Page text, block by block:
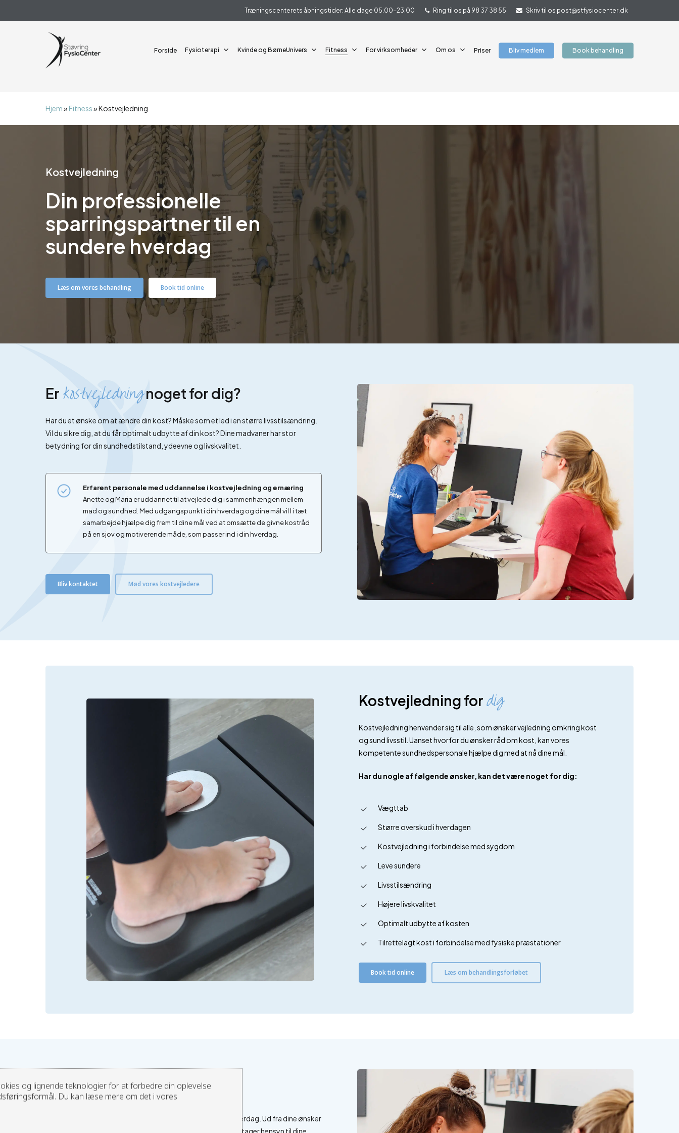
Træningscenterets åbningstider: Alle dage 05.00-23.00 Ring til os på 98 37 38 55 Skriv til os post@stfysiocenter.dk
Forside Fysioterapi Kvinde og BørneUnivers Fitness For virksomheder Om os Priser Bliv medlem Book behandling
Hjem» Fitness»Kostvejledning
Kostvejledning
Din professionelle
sparringspartner til en
sundere hverdag
Læs om vores behandling Book tid online
Er kostvejledningnoget for dig?
Har du et ønske om at ændre din kost? Måske som et led i en større livsstilsændring.
Vil du sikre dig, at du får optimalt udbytte af din kost? Dine madvaner har stor
betydning for din sundhedstilstand, ydeevne og livskvalitet.
Erfarent personale med uddannelse i kostvejledning og ernæring
Anette og Maria er uddannet til at vejlede dig i sammenhængen mellem
mad og sundhed. Med udgangspunkt i din hverdag og dine mål vil I i tæt
samarbejde hjælpe dig frem til dine mål ved at omsætte de givne kostråd
på en sjov og motiverende måde, som passer ind i din hverdag.
Bliv kontaktet Mød vores kostvejledere
Kostvejledning for dig
Kostvejledning henvender sig til alle, som ønsker vejledning omkring kost
og sund livsstil. Uanset hvorfor du ønsker råd om kost, kan vores
kompetente sundhedspersonale hjælpe dig med at nå dine mål.
Har du nogle af følgende ønsker, kan det være noget for dig:
Vægttab
Større overskud i hverdagen
Kostvejledning i forbindelse med sygdom
Leve sundere
Livsstilsændring
Højere livskvalitet
Optimalt udbytte af kosten
Tilrettelagt kost i forbindelse med fysiske præstationer
Book tid online Læs om behandlingsforløbet
Hvordan foregår det?
I vejledningen vil der blive taget udgangspunkt i dig og din hverdag. Ud fra dine ønsker
og præferencer vil vi sammen finde frem til små delmål, som tager hensyn til dine
og lignende teknologier for at forbedre din oplevelse
Du kan læse mere om det i vores